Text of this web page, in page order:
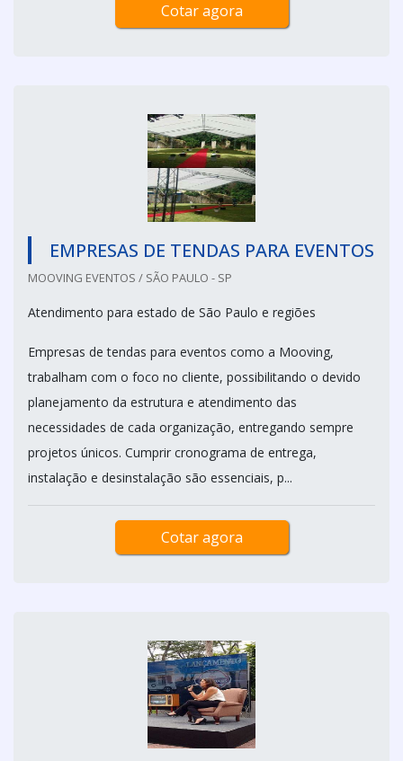
Cotar agora
EMPRESAS DE TENDAS PARA EVENTOS
MOOVING EVENTOS / SÃO PAULO - SP
Atendimento para estado de São Paulo e regiões
Empresas de tendas para eventos como a Mooving,
trabalham com o foco no cliente, possibilitando o devido
planejamento da estrutura e atendimento das
necessidades de cada organização, entregando sempre
projetos únicos. Cumprir cronograma de entrega,
instalação e desinstalação são essenciais, p...
Cotar agora